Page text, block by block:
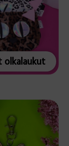
olkalaukut